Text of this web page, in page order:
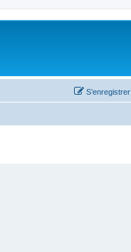
S’enregistrer